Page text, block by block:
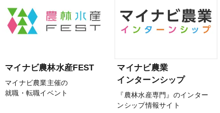
マイナビ農林水産FEST
マイナビ農業主催の
就職・転職イベント
マイナビ農業
インターンシップ
『農林水産専門』のインター
ンシップ情報サイト